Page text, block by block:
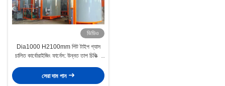
ভিডিও
Dia1000 H2100mm পিট টাইপ গ্যাস
চালিত কার্বোরাইজিং ফার্নেস: উন্নত তাপ চিকিত্সা
সেরা দাম পান